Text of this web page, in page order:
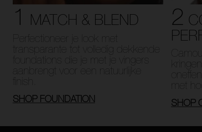
1 MATCH & BLEND
Perfectioneer je look met
transparante tot volledig dekkende
foundations die je met je vingers
aanbrengt voor een natuurlijke
finish.
SHOP FOUNDATION
2
met
SHOP